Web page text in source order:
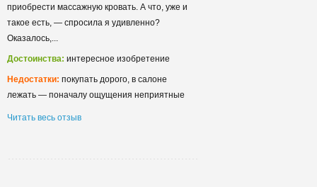
приобрести массажную кровать. А что, уже и
такое есть, — спросила я удивленно?
Оказалось,...
Достоинства: интересное изобретение
Недостатки: покупать дорого, в салоне
лежать — поначалу ощущения неприятные
Читать весь отзыв